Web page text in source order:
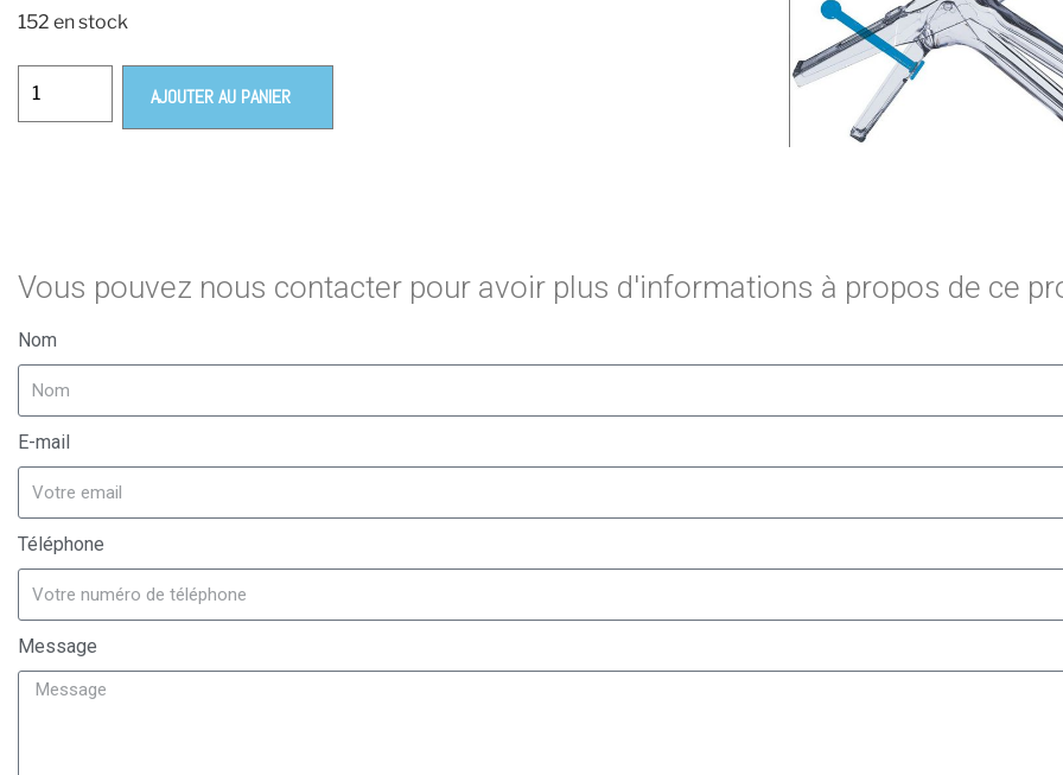
152 en stock
AJOUTER AU PANIER
Vous pouvez nous contacter pour avoir plus d'informations à propos de ce
Nom
E-mail
Téléphone
Message